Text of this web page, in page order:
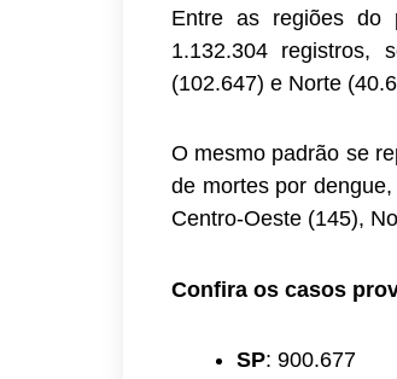
Entre as regiões do
1.132.304 registros,
(102.647) e Norte
O mesmo padrão se
de mortes por
Centro-Oeste (145),
Confira os casos
SP: 900.677